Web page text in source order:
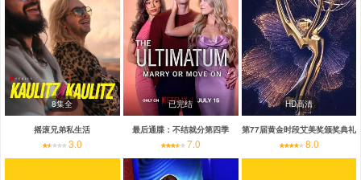
8集全
摇滚兄弟私生活
3.0
已完结
最后通牒：不结就分第四季
7.0
HD高清
第77届黄金时段艾美奖颁奖典礼
8.0